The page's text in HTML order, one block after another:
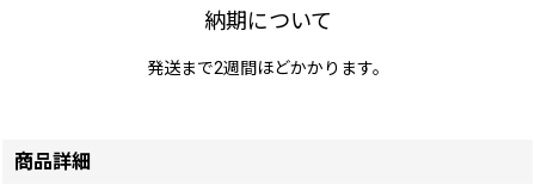
納期について
発送まで2週間ほどかかります。
商品詳細